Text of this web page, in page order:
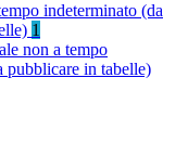
indeterminato (da
1
non a tempo
pubblicare in tabelle)